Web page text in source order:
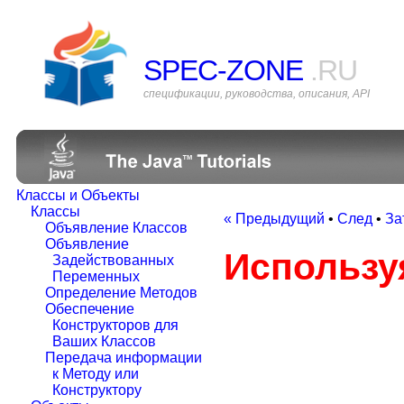
SPEC-ZONE .RU
спецификации, руководства, описания, API
Классы и Объекты
Классы
Объявление Классов
Объявление
Задействованных
Переменных
Определение Методов
Обеспечение
Конструкторов для
Ваших Классов
Передача информации
к Методу или
Конструктору
« Предыдущий • След •